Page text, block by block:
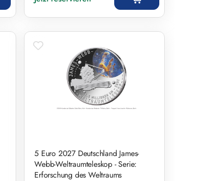
5 Euro 2027 Deutschland James-
Webb-Weltraumteleskop - Serie:
Erforschung des Weltraums